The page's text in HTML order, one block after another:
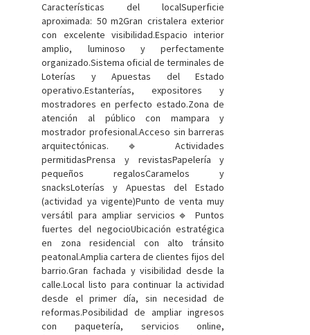
Características del localSuperficie
aproximada: 50 m2Gran cristalera exterior
con excelente visibilidad.Espacio interior
amplio, luminoso y perfectamente
organizado.Sistema oficial de terminales de
Loterías y Apuestas del Estado
operativo.Estanterías, expositores y
mostradores en perfecto estado.Zona de
atención al público con mampara y
mostrador profesional.Acceso sin barreras
arquitectónicas.🔹 Actividades
permitidasPrensa y revistasPapelería y
pequeños regalosCaramelos y
snacksLoterías y Apuestas del Estado
(actividad ya vigente)Punto de venta muy
versátil para ampliar servicios🔹 Puntos
fuertes del negocioUbicación estratégica
en zona residencial con alto tránsito
peatonal.Amplia cartera de clientes fijos del
barrio.Gran fachada y visibilidad desde la
calle.Local listo para continuar la actividad
desde el primer día, sin necesidad de
reformas.Posibilidad de ampliar ingresos
con paquetería, servicios online,